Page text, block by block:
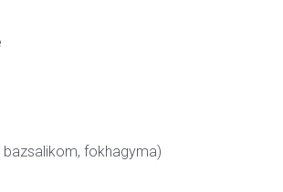
fokhagyma)